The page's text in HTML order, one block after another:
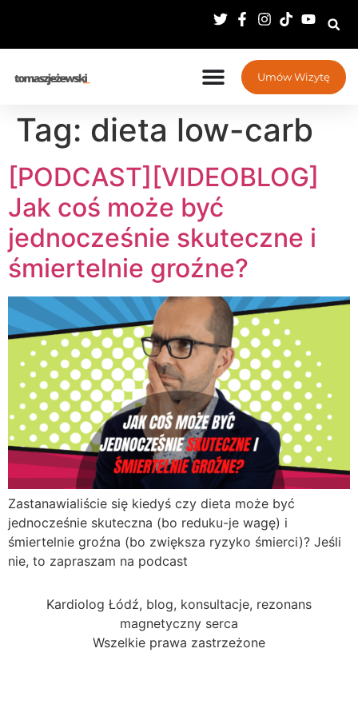
Umów Wizytę
Tag: dieta low-carb
[PODCAST][VIDEOBLOG]
Jak coś może być
jednocześnie skuteczne i
śmiertelnie groźne?
Zastanawialiście się kiedyś czy dieta może być
jednocześnie skuteczna (bo reduku-je wagę) i
śmiertelnie groźna (bo zwiększa ryzyko śmierci)? Jeśli
nie, to zapraszam na podcast
Kardiolog Łódź, blog, konsultacje, rezonans
magnetyczny serca
Wszelkie prawa zastrzeżone